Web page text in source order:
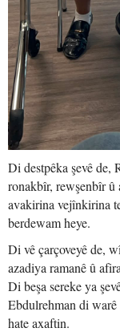
Di destpêka şevê de,
ronakbîr, rewşenbîr
avakirina vejînkirina
berdewam heye.
Di vê çarçoveyê de,
azadiya ramanê û
Di beşa sereke ya
Ebdulrehman di
hate axaftin.